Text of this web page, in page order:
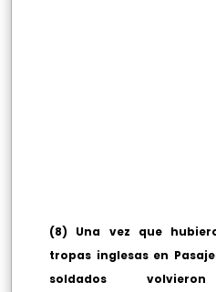
(8) Una vez que
tropas inglesas en
soldados